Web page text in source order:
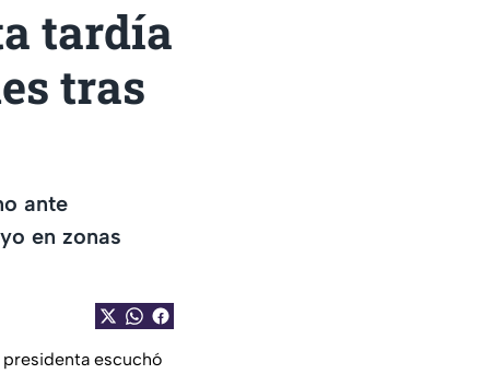
tardía
tras
ante
en zonas
escuchó